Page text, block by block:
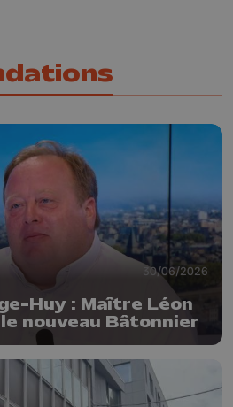
30/06/2026
Huy : Maître Léon
nouveau Bâtonnier